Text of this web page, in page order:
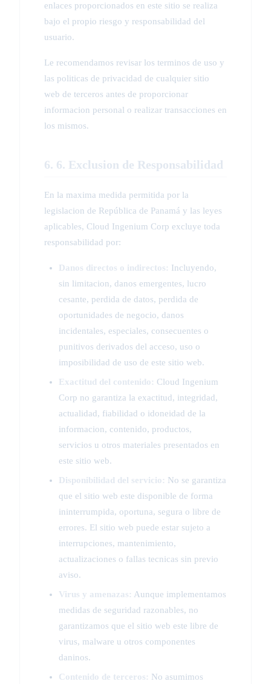
enlaces proporcionados en este sitio se realiza
bajo el propio riesgo y responsabilidad del
usuario.
Le recomendamos revisar los terminos de uso y
las politicas de privacidad de cualquier sitio
web de terceros antes de proporcionar
informacion personal o realizar transacciones en
los mismos.
6. 6. Exclusion de Responsabilidad
En la maxima medida permitida por la
legislacion de República de Panamá y las leyes
aplicables, Cloud Ingenium Corp excluye toda
responsabilidad por:
Danos directos o indirectos: Incluyendo,
sin limitacion, danos emergentes, lucro
cesante, perdida de datos, perdida de
oportunidades de negocio, danos
incidentales, especiales, consecuentes o
punitivos derivados del acceso, uso o
imposibilidad de uso de este sitio web.
Exactitud del contenido: Cloud Ingenium
Corp no garantiza la exactitud, integridad,
actualidad, fiabilidad o idoneidad de la
informacion, contenido, productos,
servicios u otros materiales presentados en
este sitio web.
Disponibilidad del servicio: No se garantiza
que el sitio web este disponible de forma
ininterrumpida, oportuna, segura o libre de
errores. El sitio web puede estar sujeto a
interrupciones, mantenimiento,
actualizaciones o fallas tecnicas sin previo
aviso.
Virus y amenazas: Aunque implementamos
medidas de seguridad razonables, no
garantizamos que el sitio web este libre de
virus, malware u otros componentes
daninos.
Contenido de terceros: No asumimos